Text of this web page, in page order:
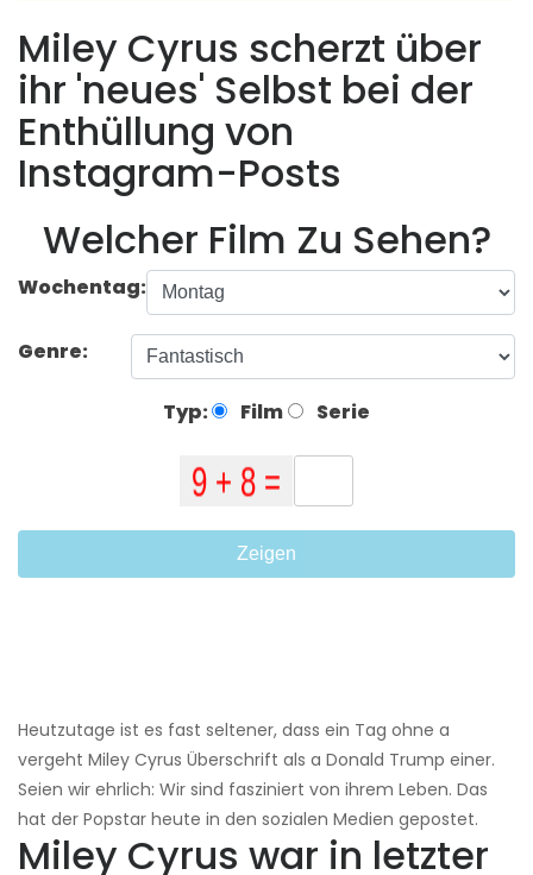
Miley Cyrus scherzt über
ihr 'neues' Selbst bei der
Enthüllung von
Instagram-Posts
Welcher Film Zu Sehen?
Wochentag:
Genre:
Typ: Film Serie
Zeigen
Heutzutage ist es fast seltener, dass ein Tag ohne a
vergeht Miley Cyrus Überschrift als a Donald Trump einer.
Seien wir ehrlich: Wir sind fasziniert von ihrem Leben. Das
hat der Popstar heute in den sozialen Medien gepostet.
Miley Cyrus war in letzter